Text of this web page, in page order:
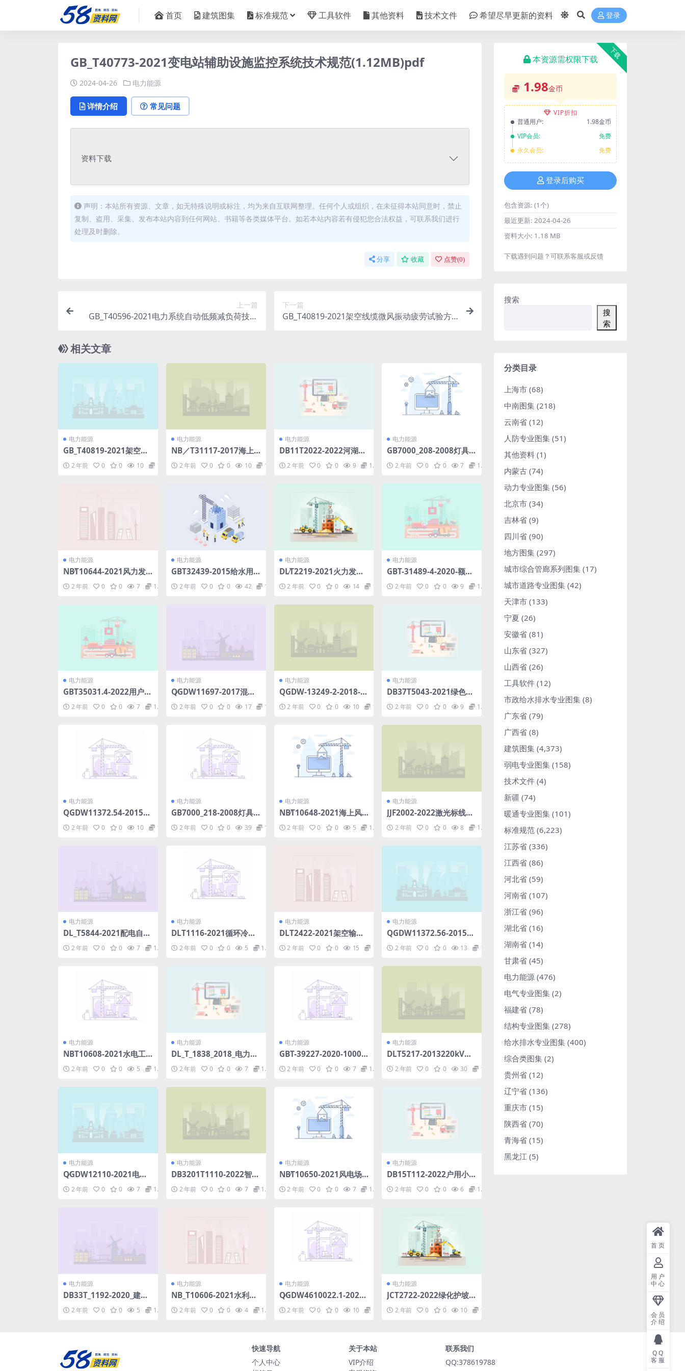
首页 建筑图集 标准规范 工具软件 其他资料 技术文件 希望尽早更新的资料 登录
GB_T40773-2021变电站辅助设施监控系统技术规范(1.12MB)pdf
2024-04-26 电力能源
详情介绍 常见问题
资料下载
声明：本站所有资源、文章，如无特殊说明或标注，均为来自互联网整理。任何个人或组织，在未征得本站同意时，禁止
复制、盗用、采集、发布本站内容到任何网站、书籍等各类媒体平台。如若本站内容若有侵犯您合法权益，可联系我们进行
处理及时删除。
分享 收藏 点赞(0)
上一篇
GB_T40596-2021电力系统自动低频减负荷技术
下一篇
GB_T40819-2021架空线缆微风振动疲劳试验方
相关文章
电力能源
GB_T40819-2021架空线
缆微风振动疲劳试验方法
(5.36MB)pdf
2 年前 0 0 10 1.98
电力能源
NB／T31117-2017海上
风电场交流海底电缆选型
敷设技术导则(4.95MB)pd
2 年前 0 0 10 1.98
电力能源
DB11T2022-2022河湖水
质一体化监测技术规范.pd
f 2 年前 0 0 9 1.98
电力能源
GB7000_208-2008灯具
第2-8部分：特殊要求手提
灯.rar
2 年前 0 0 7 1.98
电力能源
NB∕T10644-2021风力发
导则(4.91MB)pdf
2 年前 0 0 7 1.98
电力能源
GBT32439-2015给水用
道.pdf
2 年前 0 0 42 1.98
电力能源
DL∕T2219-2021火力发电
显微组织老化评定(8.47M
2 年前 0 0 14 1.98
电力能源
GBT-31489-4-2020-额定
电用挤包绝缘电力电缆系
2 年前 0 0 9 1.98
电力能源
GBT35031.4-2022用户端
能源管理系统第4部分：主
站与网关信息交互规范(3
2 年前 0 0 7 1.98
电力能源
Q∕GDW11697-2017混流
式水轮机及水泵水轮机状
态评价导则(12.19MB)pdf
2 年前 0 0 17 1.98
电力能源
QGDW-13249-2-2018-1
10kV电力电缆附件采购标
准-第二部分-专用技术规
2 年前 0 0 10 1.98
电力能源
DB37T5043-2021绿色建
筑设计标准(122.12MB)p
df2 年前 0 0 9 1.98
电力能源
QGDW11372.54-2015国
能力培训规范第54部分：
2 年前 0 0 10 1.98
电力能源
GB7000_218-2008灯具
泳池和类似场所用灯具.ra
2 年前 0 0 39 1.98
电力能源
NB∕T10648-2021海上风
制保护设备技术规范(8.1
2 年前 0 0 5 1.98
电力能源
JJF2002-2022激光标线仪
2 年前 0 0 8 1.98
电力能源
DL_T5844-2021配电自动
化终端设备调试验收规程
(7.41MB)pdf
2 年前 0 0 7 1.98
电力能源
DLT1116-2021循环冷却
水用杀菌剂性能评价(2.2
MB)pdf
2 年前 0 0 5 1.98
电力能源
DLT2422-2021架空输电
线路飘挂物激光清除作业
技术导则(3.24MB)pdf
2 年前 0 0 15 1.98
电力能源
QGDW11372.56-2015国
家电网公司技能人员岗位
能力培训规范第56部分：
2 年前 0 0 13 1.98
电力能源
NBT10608-2021水电工
技术规范(4.56MB)pdf
2 年前 0 0 5 1.98
电力能源
DL_T_1838_2018_电力用
2 年前 0 0 7 1.98
电力能源
GBT-39227-2020-1000-
疫时间测试方法.pdf
2 年前 0 0 7 1.98
电力能源
DLT5217-2013220kV～
路设计技术规程(9.27MB)
2 年前 0 0 30 1.98
电力能源
Q∕GDW12110-2021电力
物联网全场景安全监测数
据采集基本要求(14.77M
2 年前 0 0 7 1.98
电力能源
DB3201T1110-2022智慧
灯杆建设规范.pdf
2 年前 0 0 7 1.98
电力能源
NB∕T10650-2021风电场
并网性能监测评估方法(5.
53MB)pdf
2 年前 0 0 7 1.98
电力能源
DB15T112-2022户用小
型风力发电机组安装使用
保养技术规范(392.5KB)p
2 年前 0 0 6 1.98
电力能源
DB33T_1192-2020_建筑
表-统一标准.pdf
2 年前 0 0 5 1.98
电力能源
NB_T10606-2021水利发
范(20.39MB)pdf
2 年前 0 0 4 1.98
电力能源
Q∕GDW4610022.1-2020
(8.01MB)pdf
2 年前 0 0 10 1.98
电力能源
JCT2722-2022绿化护坡
pdf2 年前 0 0 10 1.98
下载
本资源需权限下载
1.98金币
VIP折扣
普通用户:
1.98金币
VIP会员:
免费
永久会员:
免费
登录后购买
包含资源: (1个)
最近更新: 2024-04-26
资料大小: 1.18 MB
下载遇到问题？可联系客服或反馈
搜索
搜
索
分类目录
上海市 (68)
中南图集 (218)
云南省 (12)
人防专业图集 (51)
其他资料 (1)
内蒙古 (74)
动力专业图集 (56)
北京市 (34)
吉林省 (9)
四川省 (90)
地方图集 (297)
城市综合管廊系列图集 (17)
城市道路专业图集 (42)
天津市 (133)
宁夏 (26)
安徽省 (81)
山东省 (327)
山西省 (26)
工具软件 (12)
市政给水排水专业图集 (8)
广东省 (79)
广西省 (8)
建筑图集 (4,373)
弱电专业图集 (158)
技术文件 (4)
新疆 (74)
暖通专业图集 (101)
标准规范 (6,223)
江苏省 (336)
江西省 (86)
河北省 (59)
河南省 (107)
浙江省 (96)
湖北省 (16)
湖南省 (14)
甘肃省 (45)
电力能源 (476)
电气专业图集 (2)
福建省 (78)
结构专业图集 (278)
给水排水专业图集 (400)
综合类图集 (2)
贵州省 (12)
辽宁省 (136)
重庆市 (15)
陕西省 (70)
青海省 (15)
黑龙江 (5)
快速导航
个人中心
关于本站
VIP介绍
联系我们
QQ:378619788
首页
用户
中心
会员
介绍
QQ
客服